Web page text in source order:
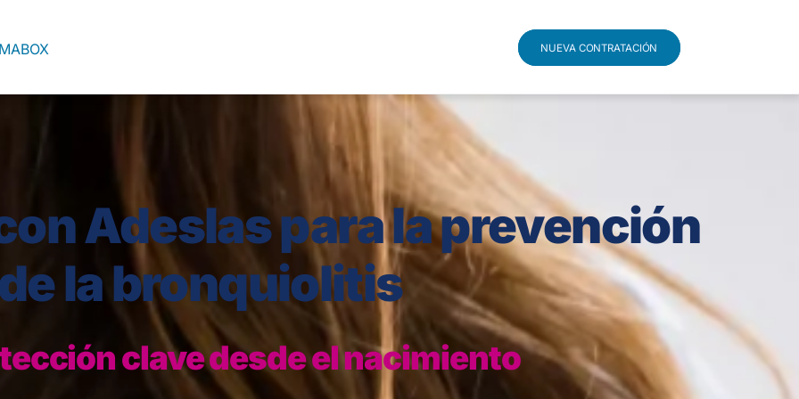
NUEVA CONTRATACIÓN
Adeslas para la prevención
la bronquiolitis
clave desde el nacimiento